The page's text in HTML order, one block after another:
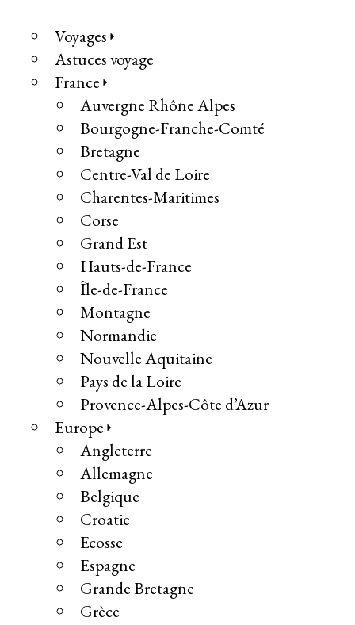
Voyages
Astuces voyage
France
Auvergne Rhône Alpes
Bourgogne-Franche-Comté
Bretagne
Centre-Val de Loire
Charentes-Maritimes
Corse
Grand Est
Hauts-de-France
Île-de-France
Montagne
Normandie
Nouvelle Aquitaine
Pays de la Loire
Provence-Alpes-Côte d’Azur
Europe
Angleterre
Allemagne
Belgique
Croatie
Ecosse
Espagne
Grande Bretagne
Grèce